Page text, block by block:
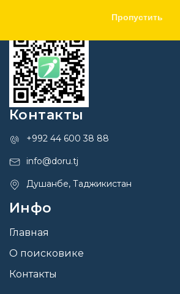
Пропустить
Контакты
+992 44 600 38 88
info@doru.tj
Душанбе, Таджикистан
Инфо
Главная
О поисковике
Контакты